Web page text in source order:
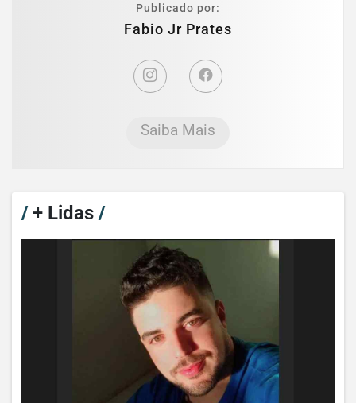
Publicado por:
Fabio Jr Prates
Saiba Mais
/+ Lidas /